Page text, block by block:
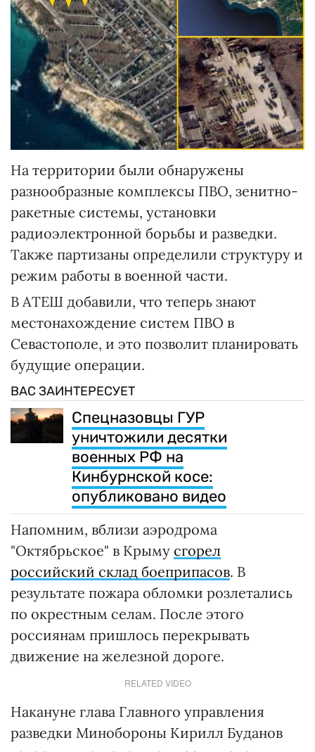
На территории были обнаружены
разнообразные комплексы ПВО, зенитно-
ракетные системы, установки
радиоэлектронной борьбы и разведки.
Также партизаны определили структуру и
режим работы в военной части.
В АТЕШ добавили, что теперь знают
местонахождение систем ПВО в
Севастополе, и это позволит планировать
будущие операции.
ВАС ЗАИНТЕРЕСУЕТ
Спецназовцы ГУР
уничтожили десятки
военных РФ на
Кинбурнской косе:
опубликовано видео
Напомним, вблизи аэродрома
"Октябрьское" в Крыму сгорел
российский склад боеприпасов. В
результате пожара обломки розлетались
по окрестным селам. После этого
россиянам пришлось перекрывать
движение на железной дороге.
RELATED VIDEO
Накануне глава Главного управления
разведки Минобороны Кирилл Буданов